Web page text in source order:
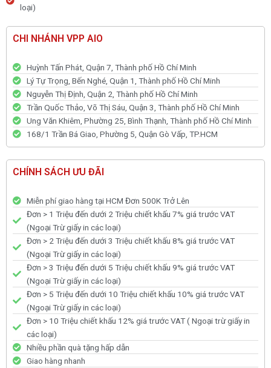
loại)
CHI NHÁNH VPP AIO
Huỳnh Tấn Phát, Quận 7, Thành phố Hồ Chí Minh
Lý Tự Trọng, Bến Nghé, Quận 1, Thành phố Hồ Chí Minh
Nguyễn Thị Định, Quận 2, Thành phố Hồ Chí Minh
Trần Quốc Thảo, Võ Thị Sáu, Quận 3, Thành phố Hồ Chí Minh
Ung Văn Khiêm, Phường 25, Bình Thạnh, Thành phố Hồ Chí Minh
168/1 Trần Bá Giao, Phường 5, Quận Gò Vấp, TP.HCM
CHÍNH SÁCH ƯU ĐÃI
Miễn phí giao hàng tại HCM Đơn 500K Trở Lên
Đơn > 1 Triệu đến dưới 2 Triệu chiết khấu 7% giá trước VAT
(Ngoại Trừ giấy in các loại)
Đơn > 2 Triệu đến dưới 3 Triệu chiết khấu 8% giá trước VAT
(Ngoại Trừ giấy in các loại)
Đơn > 3 Triệu đến dưới 5 Triệu chiết khấu 9% giá trước VAT
(Ngoại Trừ giấy in các loại)
Đơn > 5 Triệu đến dưới 10 Triệu chiết khấu 10% giá trước VAT
(Ngoại Trừ giấy in các loại)
Đơn > 10 Triệu chiết khấu 12% giá trước VAT ( Ngoại trừ giấy in
các loại)
Nhiều phần quà tặng hấp dẫn
Giao hàng nhanh